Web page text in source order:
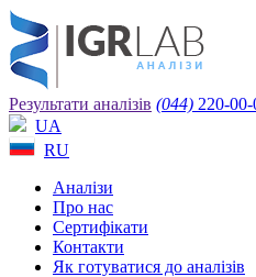
Результати аналізів (044) 220-00-
UA
RU
Аналізи
Про нас
Сертифікати
Контакти
Як готуватися до аналізів